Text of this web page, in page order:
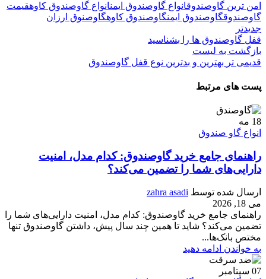
امن ترین گاوصندوقانواع گاوصندوق ایمنانواع گاوصندوق کاوهقیمت
گاوصندوقگاوصندوق ایمنگاوصندوق کاوهگاوصنوق ارزان
جدیدتر
قفل گاوصندوق ها را بشناسید
بازگشت به لیست
قدیمی تر بهترین و بدترین نوع قفل گاوصندوق
پست های مرتبط
18 مه
انواع گاو صندوق
راهنمای جامع خرید گاوصندوق: کدام مدل، امنیت
دارایی‌های شما را تضمین می‌کند؟
ارسال شده توسط zahra asadi
می 18, 2026
راهنمای جامع خرید گاوصندوق: کدام مدل، امنیت دارایی‌های شما را
تضمین می‌کند؟ شاید تا همین چند سال پیش، داشتن گاوصندوق تنها
مختص بانک‌ها...
به خواندن ادامه دهید
07 سپتامبر